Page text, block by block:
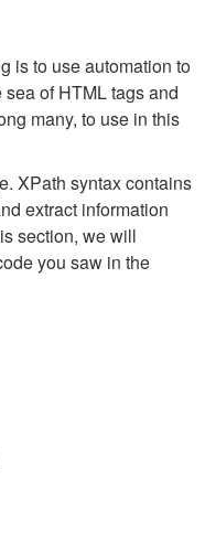
is to use automation to
of HTML tags and
many, to use in this
XPath syntax contains
extract information
section, we will
you saw in the